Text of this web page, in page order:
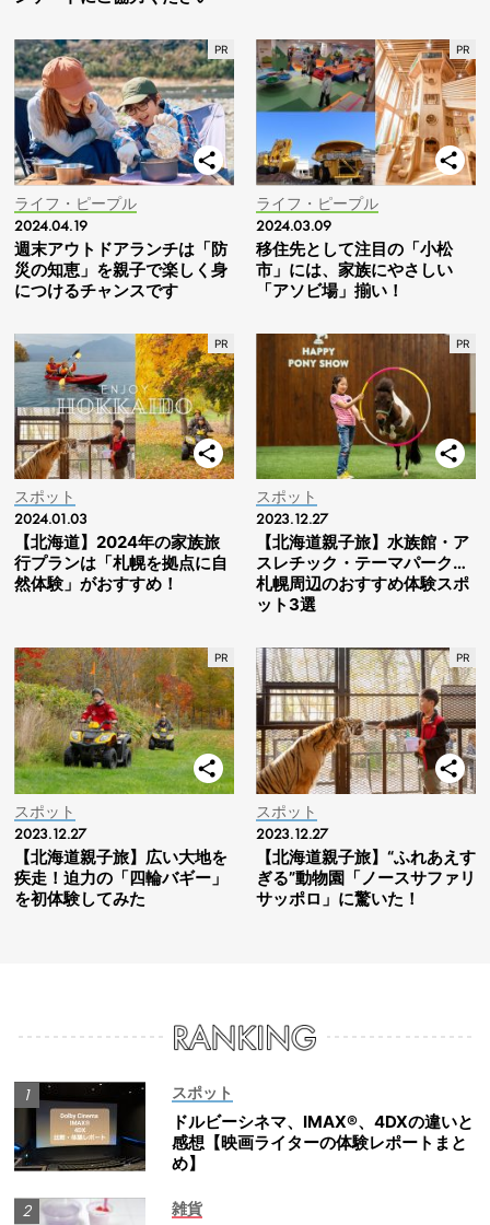
ライフ・ピープル
2024.04.19
週末アウトドアランチは「防
災の知恵」を親子で楽しく身
につけるチャンスです
ライフ・ピープル
2024.03.09
移住先として注目の「小松
市」には、家族にやさしい
「アソビ場」揃い！
スポット
2024.01.03
【北海道】2024年の家族旅
行プランは「札幌を拠点に自
然体験」がおすすめ！
スポット
2023.12.27
【北海道親子旅】水族館・ア
スレチック・テーマパーク…
札幌周辺のおすすめ体験スポ
ット3選
スポット
2023.12.27
【北海道親子旅】広い大地を
疾走！迫力の「四輪バギー」
を初体験してみた
スポット
2023.12.27
【北海道親子旅】“ふれあえす
ぎる”動物園「ノースサファリ
サッポロ」に驚いた！
スポット
ドルビーシネマ、IMAX®、4DXの違いと
感想【映画ライターの体験レポートまと
め】
雑貨